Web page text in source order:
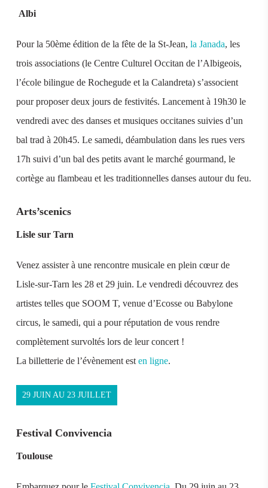
Albi
Pour la 50ème édition de la fête de la St-Jean,la Janada, les
trois associations (le Centre Culturel Occitan de l’Albigeois,
l’école bilingue de Rochegude et la Calandreta) s’associent
pour proposer deux jours de festivités. Lancement à 19h30 le
vendredi avec des danses et musiques occitanes suivies d’un
bal trad à 20h45. Le samedi, déambulation dans les rues vers
17h suivi d’un bal des petits avant le marché gourmand, le
cortège au flambeau et les traditionnelles danses autour du feu.
Arts’scenics
Lisle sur Tarn
Venez assister à une rencontre musicale en plein cœur de
Lisle-sur-Tarn les 28 et 29 juin. Le vendredi découvrez des
artistes telles que SOOM T, venue d’Ecosse ou Babylone
circus, le samedi, qui a pour réputation de vous rendre
complètement survoltés lors de leur concert !
La billetterie de l’évènement esten ligne.
29 JUIN AU 23 JUILLET
Festival Convivencia
Toulouse